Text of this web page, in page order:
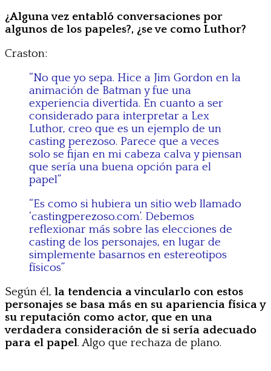
¿Alguna vez entabló conversaciones por
algunos de los papeles?, ¿se ve como Luthor?
Craston:
“No que yo sepa. Hice a Jim Gordon en la
animación de Batman y fue una
experiencia divertida. En cuanto a ser
considerado para interpretar a Lex
Luthor, creo que es un ejemplo de un
casting perezoso. Parece que a veces
solo se fijan en mi cabeza calva y piensan
que sería una buena opción para el
papel”
“Es como si hubiera un sitio web llamado
‘castingperezoso.com’. Debemos
reflexionar más sobre las elecciones de
casting de los personajes, en lugar de
simplemente basarnos en estereotipos
físicos”
Según él, la tendencia a vincularlo con estos
personajes se basa más en su apariencia física y
su reputación como actor, que en una
verdadera consideración de si sería adecuado
para el papel. Algo que rechaza de plano.